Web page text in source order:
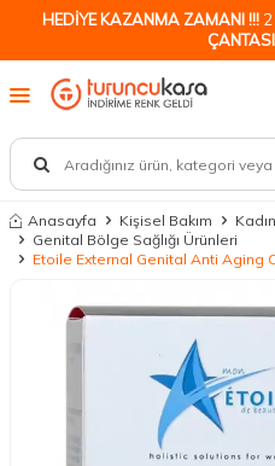
HEDİYE KAZANMA ZAMANI !!!
ÇANTASI
Anasayfa Kişisel Bakım
Genital Bölge Sağlığı Ürünleri
Etoile External Genital Anti Aging